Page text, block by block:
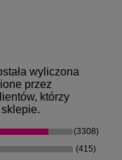
wyliczona
przez
którzy
(3308)
(415)